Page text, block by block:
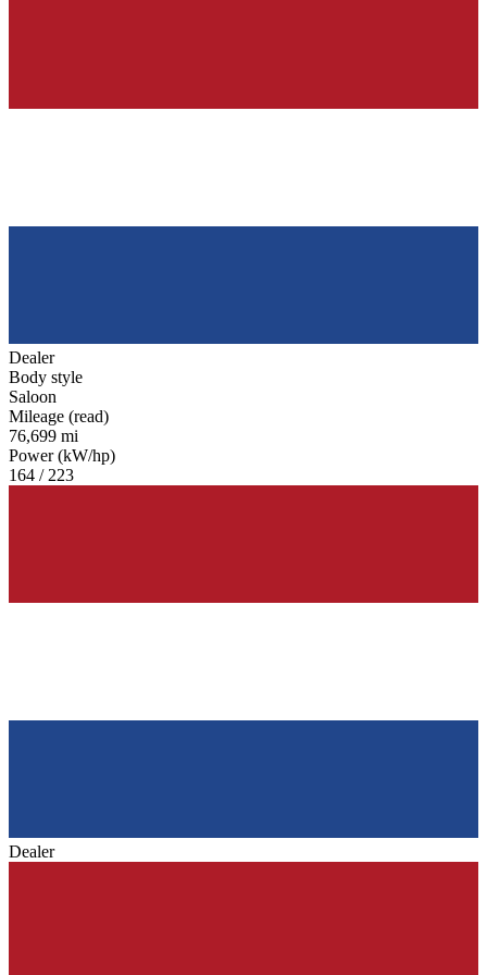
Dealer
Body style
Saloon
Mileage (read)
76,699 mi
Power (kW/hp)
164 / 223
Dealer